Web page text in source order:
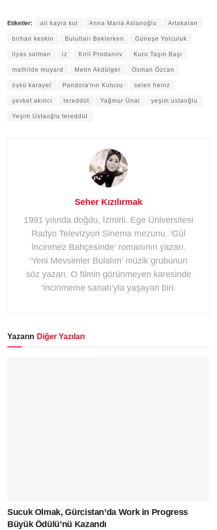
Etiketler: ali kayra kul Anna Maria Aslanoğlu Artakalan
birhan keskin Bulutları Beklerken Güneşe Yolculuk
ilyas salman iz Kiril Prodanov Kuru Taşın Başı
mathilde muyard Metin Akdülger Osman Özcan
öykü karayel Pandora'nın Kutusu selen heinz
şevket akıncı tereddüt Yağmur Ünal yeşim ustaoğlu
Yeşim Ustaoğlu tereddüt
Seher Kızılırmak
1991 yılında doğdu, İzmirli. Ege Üniversitesi
Radyo Televizyon Sinema mezunu. ‘Gül
İncinmez Bahçesinde’ romanının yazarı.
‘Yeni Mevsimler Bulalım’ müzik grubunun
söz yazarı. O filmin görünmeyen karesinde
‘incinmeme sanatı’yla yaşayan biri.
Yazarın Diğer Yazıları
Sucuk Olmak, Gürcistan’da Work in Progress
Büyük Ödülü’nü Kazandı